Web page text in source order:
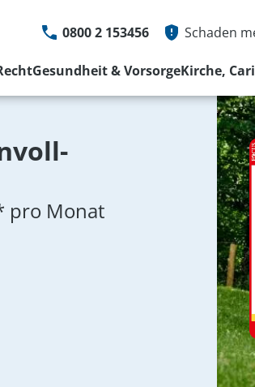
0800 2 153456 Schaden
Schaden online melden
Weitere
Gesundheit & VorsorgeKirche,
pro Monat